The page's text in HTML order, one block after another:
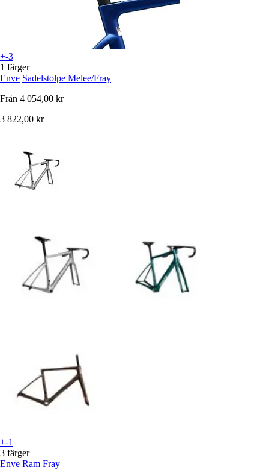
+-3
1 färger
Enve Sadelstolpe Melee/Fray
Från 4 054,00 kr
3 822,00 kr
+-1
3 färger
Enve Ram Fray